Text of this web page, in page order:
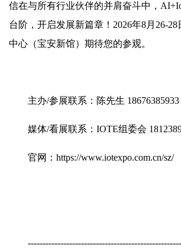
信在与所有行业伙伴的并肩奋斗中，
台阶，开启发展新篇章！2026年8月26-
中心（宝安新馆）期待您的参观。
主办/参展联系：陈先生 18676385933
媒体/看展联系：IOTE组委会
官网：https://www.iotexpo.com.cn/sz/